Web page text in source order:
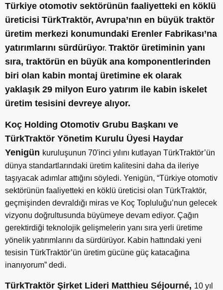
Türkiye otomotiv sektörünün faaliyetteki en köklü
üreticisi TürkTraktör, Avrupa’nın en büyük traktör
üretim merkezi konumundaki Erenler Fabrikası’na
yatırımlarını sürdürüyor. Traktör üretiminin yanı
sıra, traktörün en büyük ana komponentlerinden
biri olan kabin montaj üretimine ek olarak
yaklaşık 29 milyon Euro yatırım ile kabin iskelet
üretim tesisini devreye alıyor.
Koç Holding Otomotiv Grubu Başkanı ve
TürkTraktör Yönetim Kurulu Üyesi Haydar
Yenigün kuruluşunun 70'inci yılını kutlayan TürkTraktör’ün
dünya standartlarındaki üretim kalitesini daha da ileriye
taşıyacak adımlar attığını söyledi. Yenigün, “Türkiye otomotiv
sektörünün faaliyetteki en köklü üreticisi olan TürkTraktör,
geçmişinden devraldığı miras ve Koç Topluluğu’nun gelecek
vizyonu doğrultusunda büyümeye devam ediyor. Çağın
gerektirdiği teknolojik gelişmelerin yanı sıra yerli üretime
yönelik yatırımlarını da sürdürüyor. Kabin hattındaki yeni
tesisin TürkTraktör’ün üretim gücüne güç katacağına
inanıyorum” dedi.
TürkTraktör Şirket Lideri Matthieu Séjourné, 10 yıl